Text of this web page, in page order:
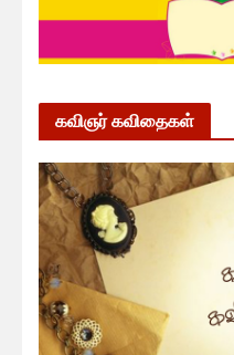
கவிஞர் கவிதைகள்